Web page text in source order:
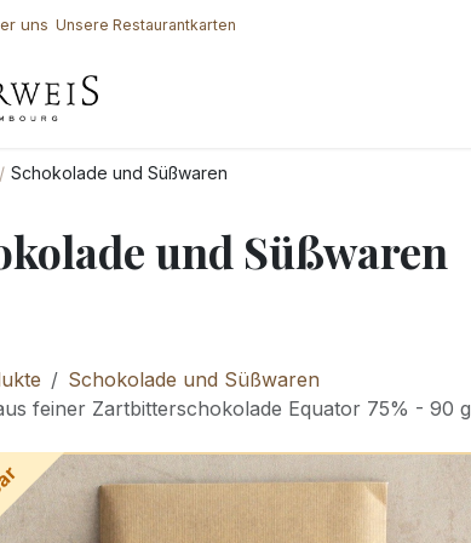
uns Unsere Restaurantkarten
Schokolade und Süßwaren
und Süßwaren
Schokolade und Süßwaren
feiner Zartbitterschokolade Equator 75% - 90 g